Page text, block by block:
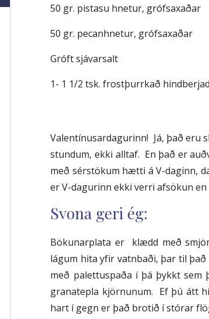
50 gr. pistasu hnetur, grófsaxaðar
50 gr. pecanhnetur, grófsaxaðar
Gróft sjávarsalt
1- 1 1/2 tsk. frostþurrkað
Valentínusardagurinn! Já, það eru
stundum, ekki alltaf. En það er
með sérstökum hætti á V-daginn,
er V-dagurinn ekki verri afsökun
Svona geri ég:
Bökunarplata er klædd með
lágum hita yfir vatnbaði, þar til
með palettuspaða í þá þykkt
granatepla kjörnunum. Ef þú átt
hart í gegn er það brotið í stórar